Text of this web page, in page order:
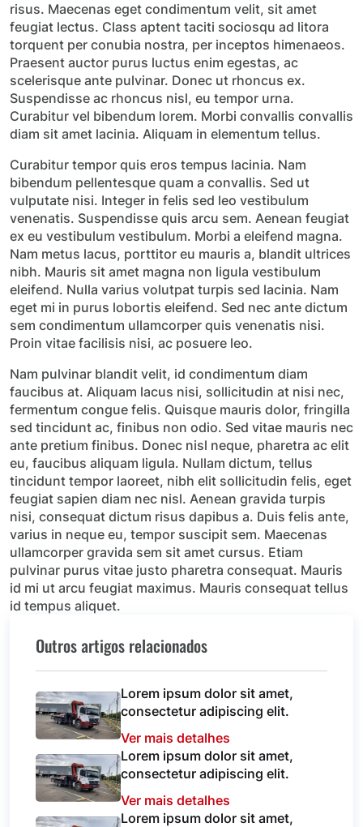
risus. Maecenas eget condimentum velit, sit amet
feugiat lectus. Class aptent taciti sociosqu ad litora
torquent per conubia nostra, per inceptos himenaeos.
Praesent auctor purus luctus enim egestas, ac
scelerisque ante pulvinar. Donec ut rhoncus ex.
Suspendisse ac rhoncus nisl, eu tempor urna.
Curabitur vel bibendum lorem. Morbi convallis convallis
diam sit amet lacinia. Aliquam in elementum tellus.
Curabitur tempor quis eros tempus lacinia. Nam
bibendum pellentesque quam a convallis. Sed ut
vulputate nisi. Integer in felis sed leo vestibulum
venenatis. Suspendisse quis arcu sem. Aenean feugiat
ex eu vestibulum vestibulum. Morbi a eleifend magna.
Nam metus lacus, porttitor eu mauris a, blandit ultrices
nibh. Mauris sit amet magna non ligula vestibulum
eleifend. Nulla varius volutpat turpis sed lacinia. Nam
eget mi in purus lobortis eleifend. Sed nec ante dictum
sem condimentum ullamcorper quis venenatis nisi.
Proin vitae facilisis nisi, ac posuere leo.
Nam pulvinar blandit velit, id condimentum diam
faucibus at. Aliquam lacus nisi, sollicitudin at nisi nec,
fermentum congue felis. Quisque mauris dolor, fringilla
sed tincidunt ac, finibus non odio. Sed vitae mauris nec
ante pretium finibus. Donec nisl neque, pharetra ac elit
eu, faucibus aliquam ligula. Nullam dictum, tellus
tincidunt tempor laoreet, nibh elit sollicitudin felis, eget
feugiat sapien diam nec nisl. Aenean gravida turpis
nisi, consequat dictum risus dapibus a. Duis felis ante,
varius in neque eu, tempor suscipit sem. Maecenas
ullamcorper gravida sem sit amet cursus. Etiam
pulvinar purus vitae justo pharetra consequat. Mauris
id mi ut arcu feugiat maximus. Mauris consequat tellus
id tempus aliquet.
Outros artigos relacionados
Lorem ipsum dolor sit amet,
consectetur adipiscing elit.
Ver mais detalhes
Lorem ipsum dolor sit amet,
consectetur adipiscing elit.
Ver mais detalhes
Lorem ipsum dolor sit amet,